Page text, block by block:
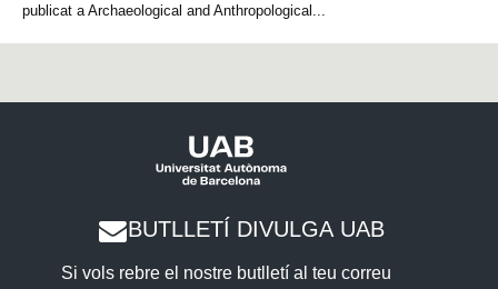
publicat a Archaeological and Anthropological...
BUTLLETÍ DIVULGA UAB
Si vols rebre el nostre butlletí al teu correu